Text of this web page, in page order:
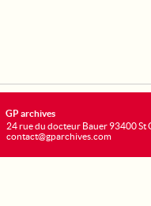
GP archives
24 rue du docteur Bauer 93400 St
contact@gparchives.com